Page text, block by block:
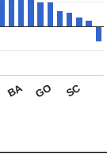
BA GO SC